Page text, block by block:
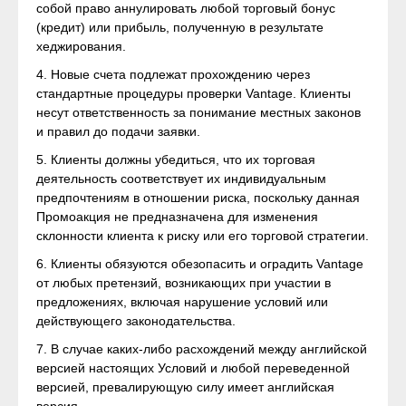
собой право аннулировать любой торговый бонус
(кредит) или прибыль, полученную в результате
хеджирования.
4. Новые счета подлежат прохождению через
стандартные процедуры проверки Vantage. Клиенты
несут ответственность за понимание местных законов
и правил до подачи заявки.
5. Клиенты должны убедиться, что их торговая
деятельность соответствует их индивидуальным
предпочтениям в отношении риска, поскольку данная
Промоакция не предназначена для изменения
склонности клиента к риску или его торговой стратегии.
6. Клиенты обязуются обезопасить и оградить Vantage
от любых претензий, возникающих при участии в
предложениях, включая нарушение условий или
действующего законодательства.
7. В случае каких-либо расхождений между английской
версией настоящих Условий и любой переведенной
версией, превалирующую силу имеет английская